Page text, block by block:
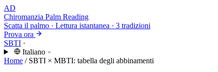
AD
Chiromanzia Palm Reading
Scatta il palmo · Lettura istantanea · 3 tradizioni
Prova ora
SBTI ·
Italiano
Home / SBTI × MBTI: tabella degli abbinamenti